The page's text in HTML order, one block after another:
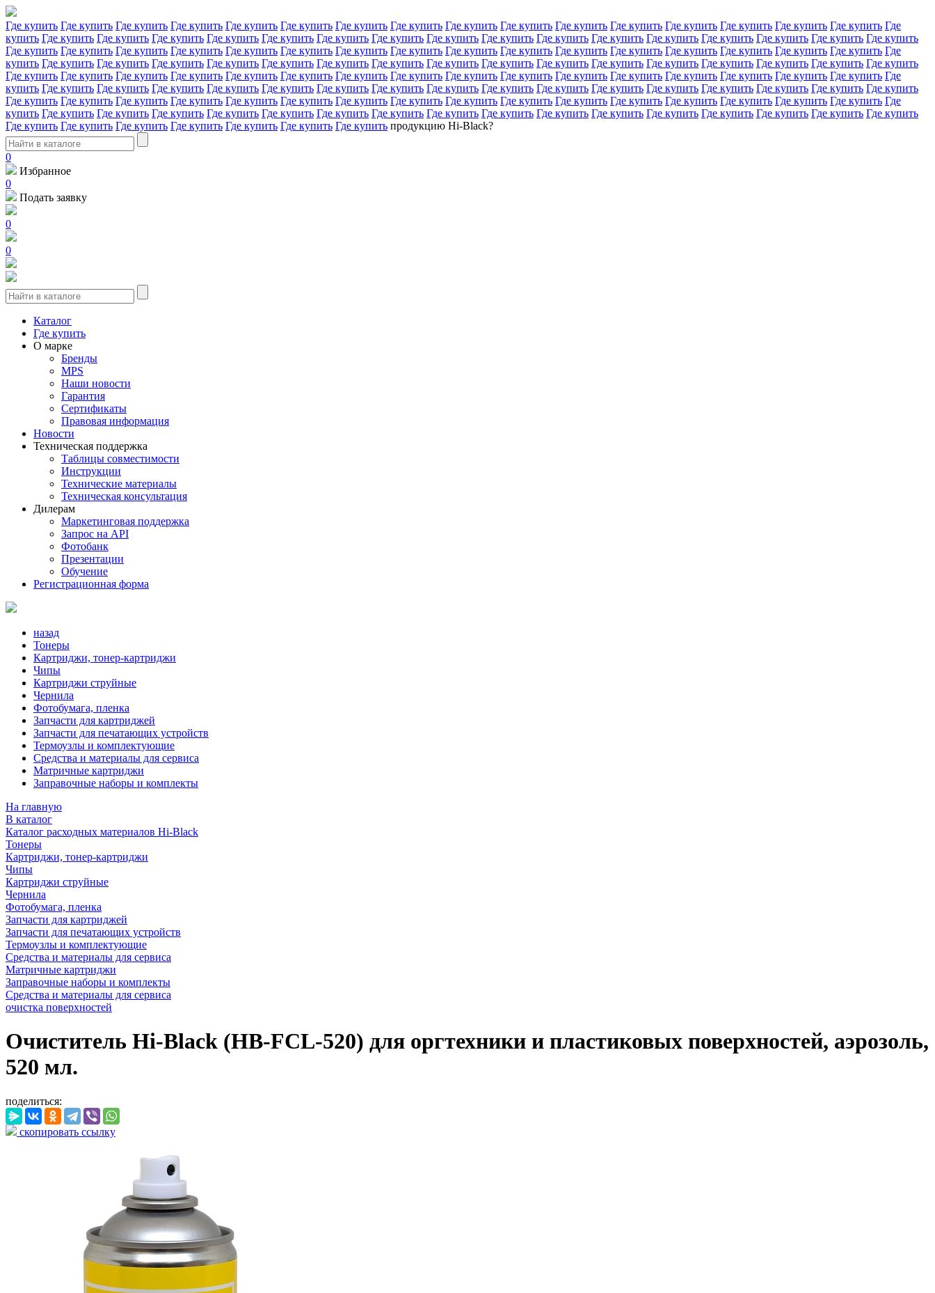
Где купить Где купить Где купить Где купить Где купить Где купить Где купить Где купить Где купить Где купить Где купить Где купить Где купить Где купить Где купить Где купить Где
купить Где купить Где купить Где купить Где купить Где купить Где купить Где купить Где купить Где купить Где купить Где купить Где купить Где купить Где купить Где купить Где купить
Где купить Где купить Где купить Где купить Где купить Где купить Где купить Где купить Где купить Где купить Где купить Где купить Где купить Где купить Где купить Где купить Где
купить Где купить Где купить Где купить Где купить Где купить Где купить Где купить Где купить Где купить Где купить Где купить Где купить Где купить Где купить Где купить Где купить
Где купить Где купить Где купить Где купить Где купить Где купить Где купить Где купить Где купить Где купить Где купить Где купить Где купить Где купить Где купить Где купить Где
купить Где купить Где купить Где купить Где купить Где купить Где купить Где купить Где купить Где купить Где купить Где купить Где купить Где купить Где купить Где купить Где купить
Где купить Где купить Где купить Где купить Где купить Где купить Где купить Где купить Где купить Где купить Где купить Где купить Где купить Где купить Где купить Где купить Где
купить Где купить Где купить Где купить Где купить Где купить Где купить Где купить Где купить Где купить Где купить Где купить Где купить Где купить Где купить Где купить Где купить
Где купить Где купить Где купить Где купить Где купить Где купить Где купить продукцию Hi-Black?
0
Избранное
0
Подать заявку
0
0
Каталог
Где купить
О марке
Бренды
MPS
Наши новости
Гарантия
Сертификаты
Правовая информация
Новости
Техническая поддержка
Таблицы совместимости
Инструкции
Технические материалы
Техническая консультация
Дилерам
Маркетинговая поддержка
Запрос на API
Фотобанк
Презентации
Обучение
Регистрационная форма
назад
Тонеры
Картриджи, тонер-картриджи
Чипы
Картриджи струйные
Чернила
Фотобумага, пленка
Запчасти для картриджей
Запчасти для печатающих устройств
Термоузлы и комплектующие
Средства и материалы для сервиса
Матричные картриджи
Заправочные наборы и комплекты
На главную
В каталог
Каталог расходных материалов Hi-Black
Тонеры
Картриджи, тонер-картриджи
Чипы
Картриджи струйные
Чернила
Фотобумага, пленка
Запчасти для картриджей
Запчасти для печатающих устройств
Термоузлы и комплектующие
Средства и материалы для сервиса
Матричные картриджи
Заправочные наборы и комплекты
Средства и материалы для сервиса
очистка поверхностей
Очиститель Hi-Black (HB-FCL-520) для оргтехники и пластиковых поверхностей, аэрозоль,
520 мл.
поделиться:
скопировать ссылку